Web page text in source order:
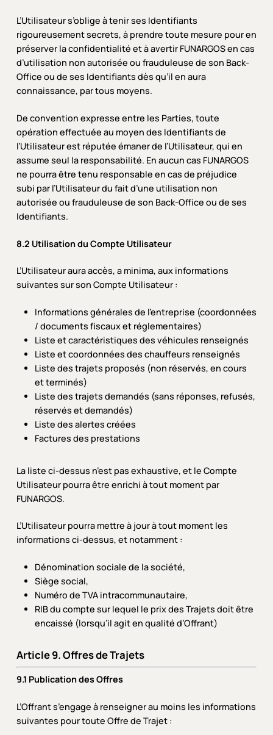
L’Utilisateur s’oblige à tenir ses Identifiants
rigoureusement secrets, à prendre toute mesure pour en
préserver la confidentialité et à avertir FUNARGOS en cas
d’utilisation non autorisée ou frauduleuse de son Back-
Office ou de ses Identifiants dès qu’il en aura
connaissance, par tous moyens.
De convention expresse entre les Parties, toute
opération effectuée au moyen des Identifiants de
l’Utilisateur est réputée émaner de l’Utilisateur, qui en
assume seul la responsabilité. En aucun cas FUNARGOS
ne pourra être tenu responsable en cas de préjudice
subi par l’Utilisateur du fait d’une utilisation non
autorisée ou frauduleuse de son Back-Office ou de ses
Identifiants.
8.2 Utilisation du Compte Utilisateur
L’Utilisateur aura accès, a minima, aux informations
suivantes sur son Compte Utilisateur :
Informations générales de l’entreprise (coordonnées
/ documents fiscaux et réglementaires)
Liste et caractéristiques des véhicules renseignés
Liste et coordonnées des chauffeurs renseignés
Liste des trajets proposés (non réservés, en cours
et terminés)
Liste des trajets demandés (sans réponses, refusés,
réservés et demandés)
Liste des alertes créées
Factures des prestations
La liste ci-dessus n’est pas exhaustive, et le Compte
Utilisateur pourra être enrichi à tout moment par
FUNARGOS.
L’Utilisateur pourra mettre à jour à tout moment les
informations ci-dessus, et notamment :
Dénomination sociale de la société,
Siège social,
Numéro de TVA intracommunautaire,
RIB du compte sur lequel le prix des Trajets doit être
encaissé (lorsqu’il agit en qualité d’Offrant)
Article 9. Offres de Trajets
9.1 Publication des Offres
L’Offrant s’engage à renseigner au moins les informations
suivantes pour toute Offre de Trajet :